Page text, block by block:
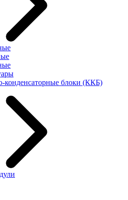
конденсаторные блоки (ККБ)